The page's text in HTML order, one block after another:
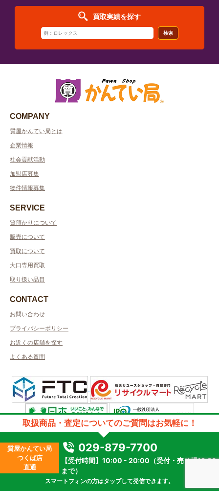
買取実績を探す
検索
COMPANY
質屋かんてい局とは
企業情報
社会貢献活動
加盟店募集
物件情報募集
SERVICE
質預かりについて
販売について
買取について
大口専用買取
取り扱い品目
CONTACT
お問い合わせ
プライバシーポリシー
お近くの店舗を探す
よくある質問
許可管轄：茨城県公安委員会許可
古物商許可番号：第401180001684号／取得者名：有限会社べルージュ
質屋許可番号：第401180000001号
2023 © kanteikyoku.jp allrights reseved.
取扱商品・査定についてのご質問はお気軽に！
質屋かんてい局
つくば店
直通
029-879-7700
【受付時間】10:00 - 20:00（受付・売り場19:30
まで）
スマートフォンの方はタップして発信できます。